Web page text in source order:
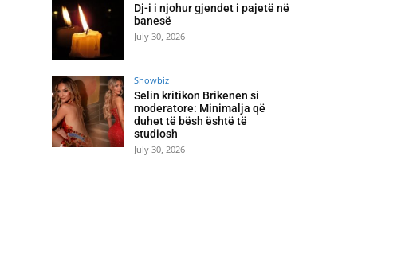
Dj-i i njohur gjendet i pajetë në
banesë
July 30, 2026
Showbiz
Selin kritikon Brikenen si
moderatore: Minimalja që
duhet të bësh është të
studiosh
July 30, 2026